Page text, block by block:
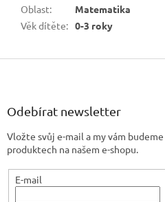
Oblast:
Matematika
Věk dítěte: 0-3 roky
Z
Odebírat newsletter
Vložte svůj e-mail a my vám
produktech na našem e-shopu.
E-mail